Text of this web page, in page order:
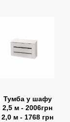
Тумба у шафу
2,5 м - 2006грн
2,0 м - 1768 грн